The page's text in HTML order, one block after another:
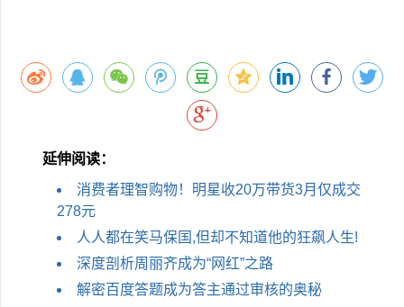
延伸阅读：
消费者理智购物！明星收20万带货3月仅成交
278元
人人都在笑马保国,但却不知道他的狂飙人生!
深度剖析周丽齐成为“网红”之路
解密百度答题成为答主通过审核的奥秘